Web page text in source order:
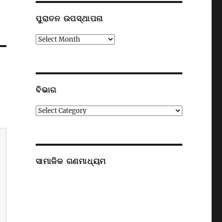
ପୁରାତନ ଉପସ୍ଥାପନା
ପୁରାତନ
ବିଭାଗ
ବିଭାଗ
ସାମାଜିକ ଗଣମାଧ୍ୟମ